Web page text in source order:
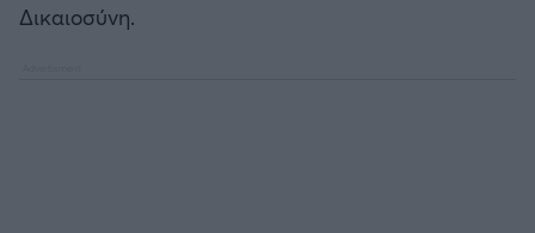
Λίβερπουλ
Δικαιοσύνη.